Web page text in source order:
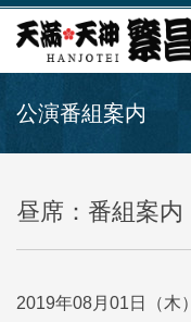
公演番組案内
昼席：番組案内
2019年08月01日（木）